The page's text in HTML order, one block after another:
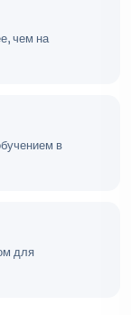
чем на
в
для